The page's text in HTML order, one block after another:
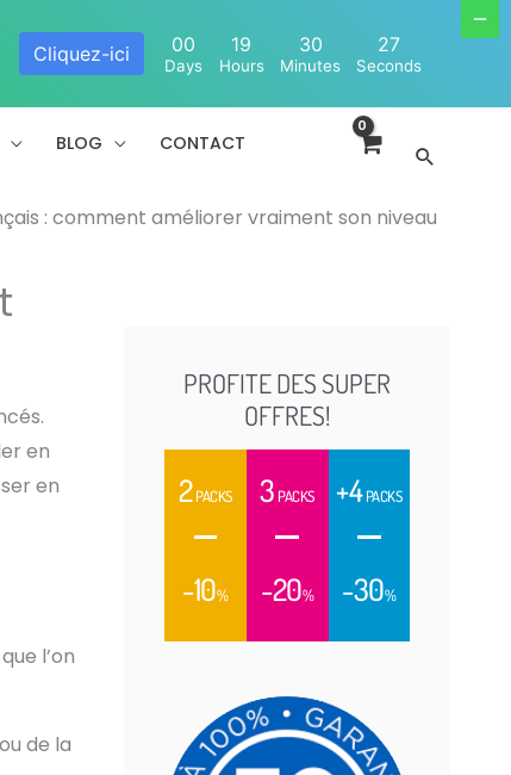
BLOG
CONTACT
: comment améliorer vraiment son niveau
en
en
l’on
ou de la
PROFITE DES SUPER
OFFRES!
2PACKS
-10%
3PACKS
-20%
+4PACKS
-30%
Cliquez-ici 00
Days
19
Hours
30
Minutes
26
Seconds